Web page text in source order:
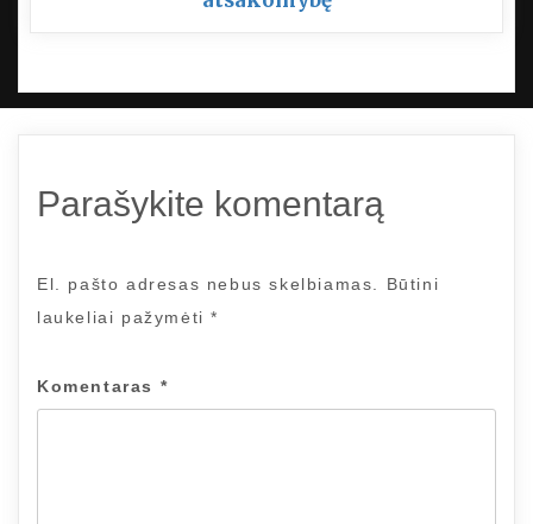
Parašykite komentarą
El. pašto adresas nebus skelbiamas.
Būtini
laukeliai pažymėti*
Komentaras *